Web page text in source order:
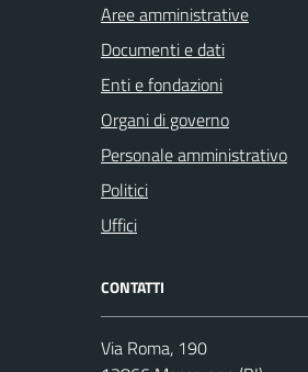
Aree amministrative
Documenti e dati
Enti e fondazioni
Organi di governo
Personale amministrativo
Politici
Uffici
CONTATTI
Via Roma, 190